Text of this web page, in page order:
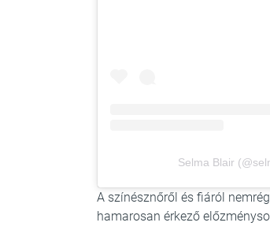
Selma Blair
A színésznőről és fiáról
hamarosan érkező